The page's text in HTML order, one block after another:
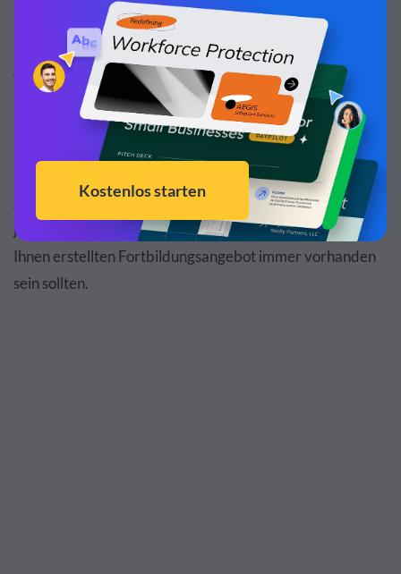
Was Sie in Ihre Vorlage für ein
Schulungsangebot aufnehmen sollten
Es gibt verschiedene Möglichkeiten, wie Sie unser
Anschreiben strukturieren und gestalten können. Es gibt
jedoch einige wesentliche Elemente, die in einem von
Ihnen erstellten Fortbildungsangebot immer vorhanden
sein sollten.